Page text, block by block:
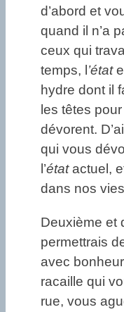
d’abord et
quand il n’a
ceux qui
temps, l ’état
hydre dont il
les têtes
dévorent.
qui vous
l’étatactuel,
dans nos
Deuxième et
permettrais
avec
racaille qui
rue, vous